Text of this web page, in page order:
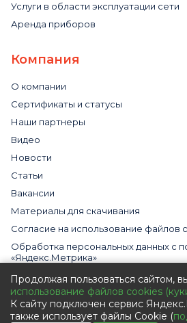
Услуги в области эксплуатации сети
Аренда приборов
Компания
О компании
Сертификаты и статусы
Наши партнеры
Видео
Новости
Статьи
Вакансии
Материалы для скачивания
Cогласие на использование файлов
Обработка персональных данных с
«Яндекс.Метрика»
Политика в отношении обработки
Пользовательское соглашение
Согласие на обработку
Продолжая пользоваться сайтом,
использование файлов cookies
К сайту подключен сервис
также использует файлы Cookie (